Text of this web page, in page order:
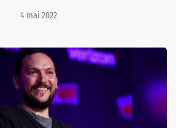
4 mai 2022